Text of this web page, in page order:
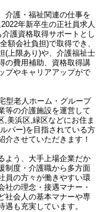
介護・福祉関連の仕事を
年新卒生の正社員求人
護資格取得サポートとし
額会社負担)で取得でき、
(上限あり)や、介護福祉士
の費用補助、資格取得講
プやキャリアアップがで
型老人ホーム・グループ
等の介護施設を運営して
,美浜区,緑区などにお住ま
パー)を目指されている方
介させていただきます！
よう、大手上場企業だか
制度・介護職から多方面
員の方々が働きやすい環
社の理念・接遇マナー・
社会人の基本マナーや専
も充実しています。